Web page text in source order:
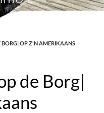
BORG| OP Z'N AMERIKAANS
de Borg|